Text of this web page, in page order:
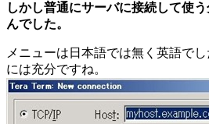
しかし普通にサーバに接続して使
んでした。
メニューは日本語では無く英語で
には充分ですね。